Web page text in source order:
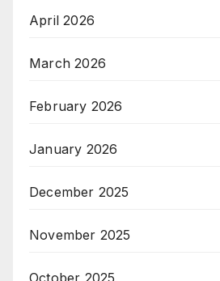
April 2026
March 2026
February 2026
January 2026
December 2025
November 2025
October 2025